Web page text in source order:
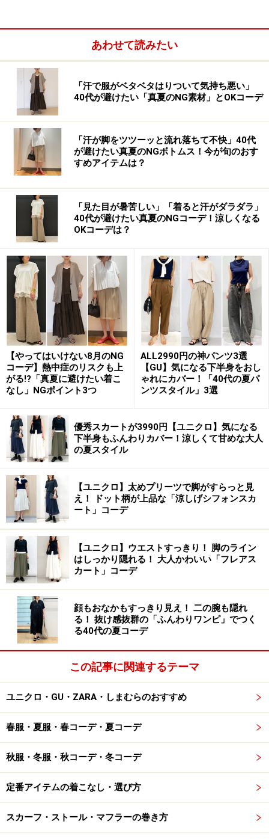
GYRE2周年を記
念して、GYREイベントの中ですっかり顔になりつつある
「FARMER’S MARKET」が、10月31日（土）と11月1日
（日）の2日間、新しい試みでアニバーサリーを盛り上
げました。東京三鷹の桜井農園の協力を得て、GYREスタ
ッフが育てた有機野菜を特別販売。野菜の売上金は
「WFP 国連世界食料計画（学校給食プログラム）」に寄
付されました。また、31日には「NIGHT FARMER'S
MARKET」と称し、B1Fの各ショップから感謝を込め
て、お客様にフリーフード＆ドリンクサービスが開催さ
れ、多くの人々で賑わいをみせました。
また、5日（木）の夜に4Fレストランフロアで開催され
たのが、一夜限りの「ANNIVERSARY PARTY（アニバー
サリーパーティ）」。GYRE4Fのレストランフロア全店
（スモーク、ペローラ アトランチカ、ル・プレベール、
ほの字）で使える、\2,000で2ドリンク&フリーフードと
いうお得な共通チケットを販売。各店自慢の料理とライ
ブパフォーマンスを堪能できる、贅沢なひと時となりま
11月7日（土）、8日（日）のアニバーサリーイベント最
後の2日間には、豪華景品が盛りだくさんの
「ANNIVERSARY抽選会」 を実施。GYREにてお買い物、
又はお食事をすると、レシート１枚につき、その場で１
回抽選が可能。景品として、GYREの各参加ショップよ
というお楽しみ企画が用意されています。更に最終日の
8日（日）には、パフォーマーの「アコる・デ・ノンノ
ェルによるライヴパフォーマンスを開催。ぜひGYREに足
を運んで、GYREのアニバーサリーを一緒に盛り上げてみ
ませんか？
あわせて読みたい
「汗で服がベタベタはりついて気持ち悪い」
40代が避けたい「真夏のNG素材」とOKコーデ
「汗が脚をツツーッと流れ落ちて不快」40代
が避けたい真夏のNGボトムス！今が旬のおす
すめアイテムは？
「見た目が暑苦しい」「着ると汗がダラダラ」
40代が避けたい真夏のNGコーデ！涼しくなる
OKコーデは？
【やってはいけない8月のNG
コーデ】熱中症のリスクも上
がる!?「真夏に避けたい着こ
なし」NGポイント3つ
ALL2990円の神パンツ3選
【GU】気になる下半身をおし
ゃれにカバー！「40代の夏パ
ンツスタイル」3選
優秀スカートが3990円【ユニクロ】気になる
下半身もふんわりカバー！涼しくて甘めな大人
の夏スタイル
【ユニクロ】太めプリーツで脚がすらっと見
え！ ドット柄が上品な「涼しげシフォンスカ
ート」コーデ
【ユニクロ】ウエストすっきり！ 脚のライン
はしっかり隠れる！ 大人かわいい「フレアス
カート」コーデ
顔もおなかもすっきり見え！ 二の腕も隠れ
る！ 抜け感抜群の「ふんわりワンピ」でつく
る40代の夏コーデ
この記事に関連するテーマ
ユニクロ・GU・ZARA・しまむらのおすすめ
春服・夏服・春コーデ・夏コーデ
秋服・冬服・秋コーデ・冬コーデ
定番アイテムの着こなし・選び方
スカーフ・ストール・マフラーの巻き方